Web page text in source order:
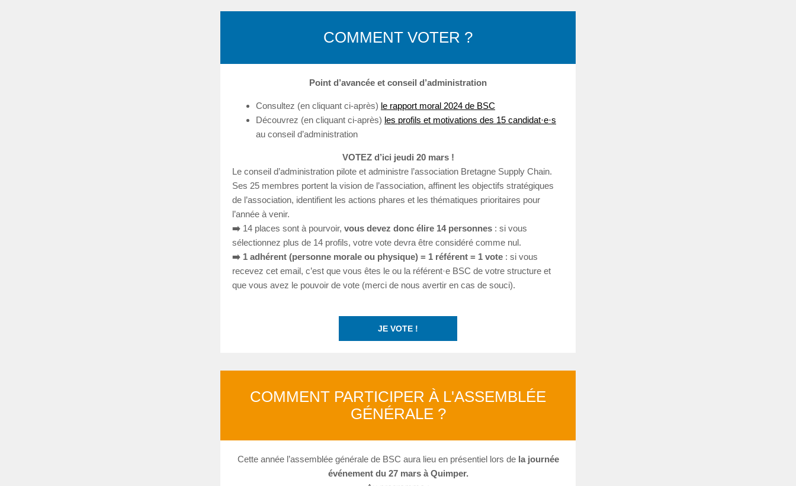
COMMENT VOTER ?
Point d’avancée et conseil d’administration
Consultez (en cliquant ci-après) le rapport moral 2024 de BSC
Découvrez (en cliquant ci-après) les profils et motivations des 15 candidat·e·s
au conseil d’administration
VOTEZ d’ici jeudi 20 mars !
Le conseil d’administration pilote et administre l’association Bretagne Supply Chain.
Ses 25 membres portent la vision de l’association, affinent les objectifs stratégiques
de l’association, identifient les actions phares et les thématiques prioritaires pour
l’année à venir.
➡️ 14 places sont à pourvoir, vous devez donc élire 14 personnes : si vous
sélectionnez plus de 14 profils, votre vote devra être considéré comme nul.
➡️ 1 adhérent (personne morale ou physique) = 1 référent = 1 vote : si vous
recevez cet email, c’est que vous êtes le ou la référent·e BSC de votre structure et
que vous avez le pouvoir de vote (merci de nous avertir en cas de souci).
JE VOTE !
COMMENT PARTICIPER À L'ASSEMBLÉE
GÉNÉRALE ?
Cette année l’assemblée générale de BSC aura lieu en présentiel lors dela journée
événement du 27 mars à Quimper.